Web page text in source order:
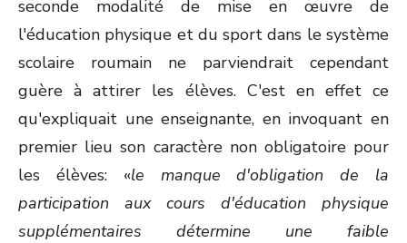
seconde modalité de mise en œuvre de
l'éducation physique et du sport dans le système
scolaire roumain ne parviendrait cependant
guère à attirer les élèves. C'est en effet ce
qu'expliquait une enseignante, en invoquant en
premier lieu son caractère non obligatoire pour
les élèves: «le manque d'obligation de la
participation aux cours d'éducation physique
supplémentaires détermine une faible